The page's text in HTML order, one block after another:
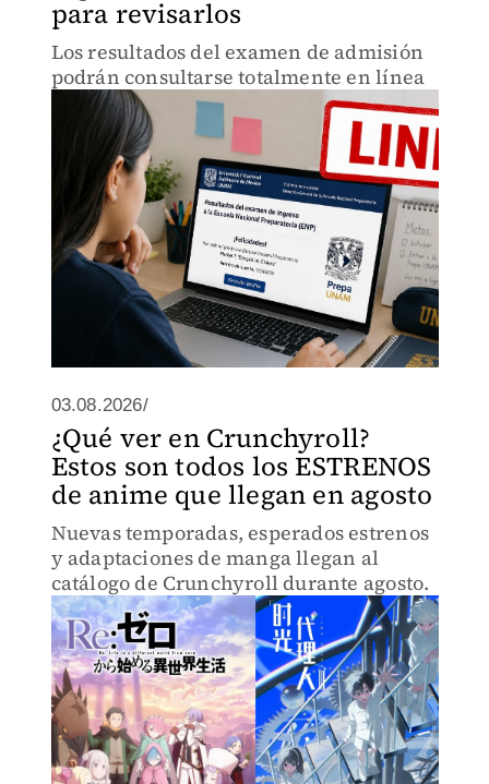
para revisarlos
Los resultados del examen de admisión
podrán consultarse totalmente en línea
03.08.2026/
¿Qué ver en Crunchyroll?
Estos son todos los ESTRENOS
de anime que llegan en agosto
Nuevas temporadas, esperados estrenos
y adaptaciones de manga llegan al
catálogo de Crunchyroll durante agosto.